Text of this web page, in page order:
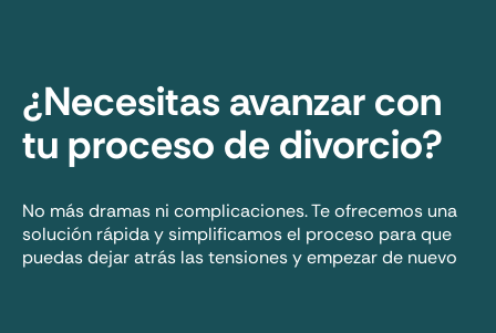
alcanzar justicia y mi capacidad para
mantener la calma en situaciones
adversas me convierten en un modelo a
seguir.
¿Necesitas avanzar con
tu proceso de divorcio?
No más dramas ni complicaciones. Te ofrecemos una
solución rápida y simplificamos el proceso para que
puedas dejar atrás las tensiones y empezar de nuevo